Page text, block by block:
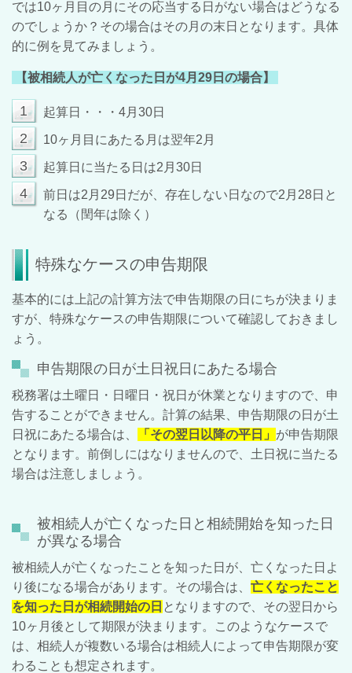
では10ヶ月目の月にその応当する日がない場合はどうなる
のでしょうか？その場合はその月の末日となります。具体
的に例を見てみましょう。
【被相続人が亡くなった日が4月 29 日の場合】
1 起算日・・・4月30日
2 10ヶ月目にあたる月は翌年2 月
3 起算日に当たる日は2 月 30日
4 前日は2 月 29 日だが、存在しない日なので2 月 28日と
なる（閏年は除く）
特殊なケースの申告期限
基本的には上記の計算方法で申告期限の日にちが決まりま
すが、特殊なケースの申告期限について確認しておきまし
ょう。
申告期限の日が土日祝日にあたる場合
税務署は土曜日・日曜日・祝日が休業となりますので、申
告することができません。計算の結果、申告期限の日が土
日祝にあたる場合は、
「その翌日以降の平日」 が申告期限
となります。前倒しにはなりませんので、土日祝に当たる
場合は注意しましょう。
被相続人が亡くなった日と相続開始を知った日
が異なる場合
被相続人が亡くなったことを知った日が、亡くなった日よ
り後になる場合があります。その場合は、 亡くなったこと
を知った日が相続開始の日 となりますので、その翌日から
10ヶ月後として期限が決まります。このようなケースで
は、相続人が複数いる場合は相続人によって申告期限が変
わることも想定されます。